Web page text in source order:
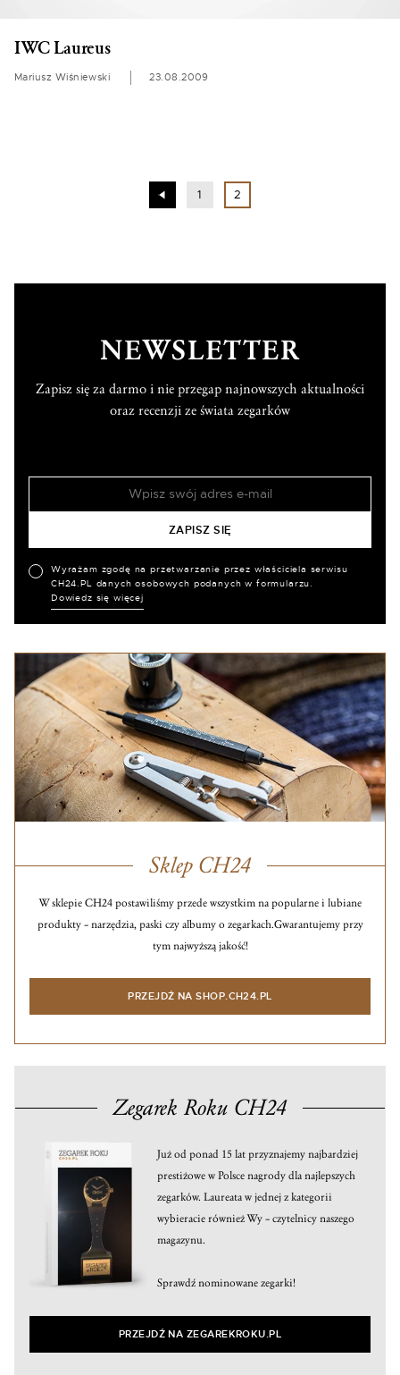
IWC Laureus
Mariusz Wiśniewski 23.08.2009
1 2
NEWSLETTER
Zapisz się za darmo i nie przegap najnowszych aktualności
oraz recenzji ze świata zegarków
Wyrażam zgodę na przetwarzanie przez właściciela serwisu
CH24.PL danych osobowych podanych w formularzu.
Dowiedz się więcej
Sklep CH24
W sklepie CH24 postawiliśmy przede wszystkim na popularne i lubiane
produkty – narzędzia, paski czy albumy o zegarkach.Gwarantujemy przy
tym najwyższą jakość!
PRZEJDŹ NA SHOP.CH24.PL
Zegarek Roku CH24
Już od ponad 15 lat przyznajemy najbardziej
prestiżowe w Polsce nagrody dla najlepszych
zegarków. Laureata w jednej z kategorii
wybieracie również Wy – czytelnicy naszego
magazynu.
Sprawdź nominowane zegarki!
PRZEJDŹ NA ZEGAREKROKU.PL